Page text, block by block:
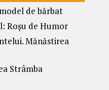
de bărbat
Roșu de Humor
Mănăstirea
Strâmba